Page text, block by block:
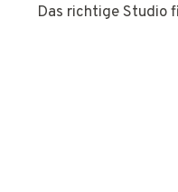
Das richtige Studio